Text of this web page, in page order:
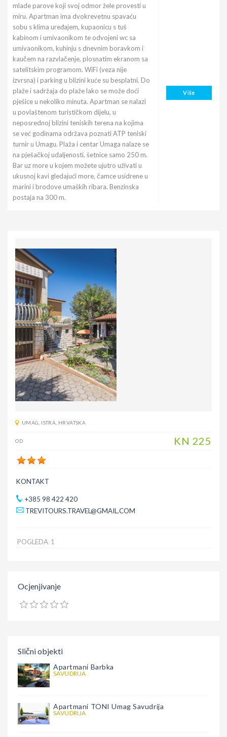
mlade parove koji svoj odmor žele provesti u
miru. Apartman ima dvokrevetnu spavaću
sobu s klima uređajem, kupaonicu s tuš
kabinom i umivaonikom te odvojeni wc sa
umivaonikom, kuhinju s dnevnim boravkom i
kaučem na razvlačenje, plosnatim ekranom sa
satelitskim programom. WiFi (veza nije
izvrsna) i parking u blizini kuće su besplatni. Do
plaže i sadržaja do plaže lako se može doći
pješice u nekoliko minuta. Apartman se nalazi
u povlaštenom turističkom dijelu, u
neposrednoj blizini teniskih terena na kojima
se već godinama održava poznati ATP teniski
turnir u Umagu. Plaža i centar Umaga nalaze se
na pješačkoj udaljenosti, šetnice samo 250 m.
Bar uz more u kojem možete ujutro uživati u
ukusnoj kavi gledajući more, čamce usidrene u
marini i brodove umaških ribara. Benzinska
postaja na 300 m.
Više
UMAG ISTRA HRVATSKA
OD KN 225
KONTAKT
+385 98 422 420
TREVITOURS.TRAVEL@GMAIL.COM
POGLEDA: 1
Ocjenjivanje
Slični objekti
Apartmani Barbka
SAVUDRIJA
Apartmani TONI Umag Savudrija
SAVUDRIJA